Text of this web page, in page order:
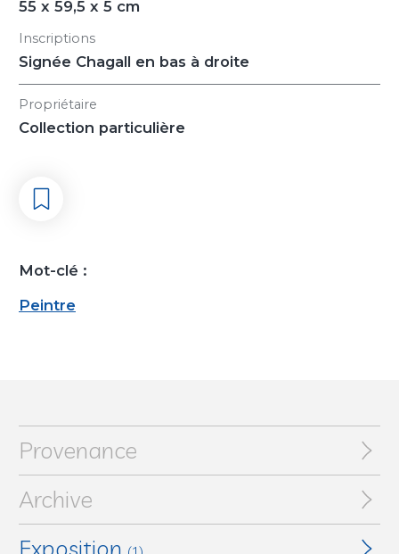
55 x 59,5 x 5 cm
Inscriptions
Signée Chagall en bas à droite
Propriétaire
Collection particulière
Mot-clé :
Peintre
Provenance
Archive
Exposition (1)